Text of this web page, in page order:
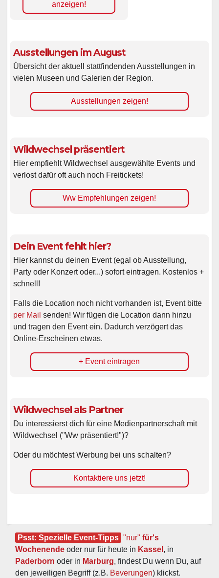
anzeigen!
Ausstellungen im August
Übersicht der aktuell stattfindenden Ausstellungen in
vielen Museen und Galerien der Region.
Ausstellungen zeigen!
Wildwechsel präsentiert
Hier empfiehlt Wildwechsel ausgewählte Events und
verlost dafür oft auch noch Freitickets!
Ww Empfehlungen zeigen!
Dein Event fehlt hier?
Hier kannst du deinen Event (egal ob Ausstellung,
Party oder Konzert oder...) sofort eintragen. Kostenlos +
schnell!
Falls die Location noch nicht vorhanden ist, Event bitte
per Mail senden! Wir fügen die Location dann hinzu
und tragen den Event ein. Dadurch verzögert das
Online-Erscheinen etwas.
+ Event eintragen
Wildwechsel als Partner
Du interessierst dich für eine Medienpartnerschaft mit
Wildwechsel ("Ww präsentiert!")?
Oder du möchtest Werbung bei uns schalten?
Kontaktiere uns jetzt!
Psst: Spezielle Event-Tipps "nur" für's
Wochenende oder nur für heute in Kassel
Paderborn oder in Marburg, findest Du wenn Du, auf
den jeweiligen Begriff (z.B. Beverungen) klickst.